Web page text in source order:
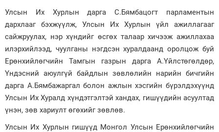
Улсын Их Хурлын дарга С.Бямбацогт парламентын
дархлааг бэхжүүлж, Улсын Их Хурлын үйл ажиллагааг
сайжруулах, нэр хүндийг өсгөх талаар хичээж ажиллахаа
илэрхийлээд, чуулганы нэгдсэн хуралдаанд оролцож буй
Ерөнхийлөгчийн Тамгын газрын дарга А.Үйлстөгөлдөр,
Үндэсний аюулгүй байдлын зөвлөлийн нарийн бичгийн
дарга А.Бямбажаргал болон ажлын хэсгийн бүрэлдэхүүнд
Улсын Их Хуралд хүндэтгэлтэй хандах, гишүүдийн асуултад
үнэн, зөв хариулт өгөхийг зөвлөв.
Улсын Их Хурлын гишүүд Монгол Улсын Ерөнхийлөгчийн